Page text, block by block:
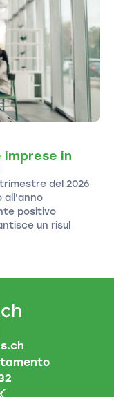
in
del 2026
all'anno
positivo
un risul